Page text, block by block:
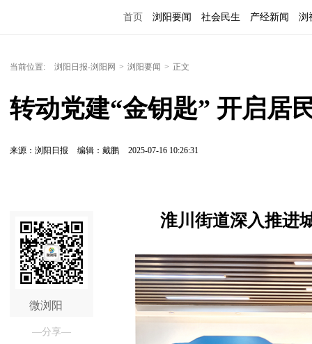
首页 浏阳要闻 社会民生 产经新闻 浏
当前位置: 浏阳日报-浏阳网 > 浏阳要闻 > 正文
转动党建“金钥匙” 开启居
来源：浏阳日报 编辑：戴鹏 2025-07-16 10:26:31
微浏阳
—分享—
淮川街道深入推进